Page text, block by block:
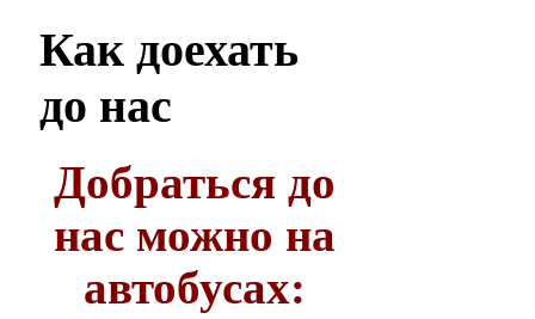
Как доехать
до нас
Добраться до
нас можно на
автобусах: